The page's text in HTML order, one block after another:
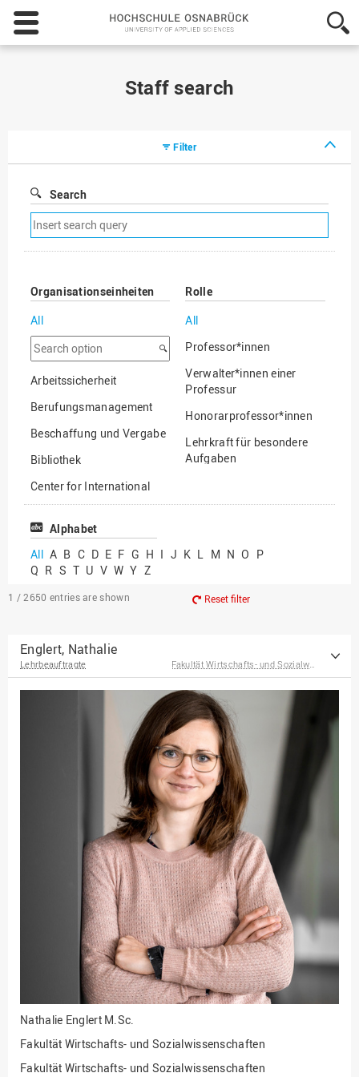
Hochschule
Osnabrück
-
Staff search
Filter
Search
Remove
search
filter
Organisationseinheiten
All
Search
option
Arbeitssicherheit
Berufungsmanagement
Beschaffung und Vergabe
Bibliothek
Center for International
Mobility
Center for International
Chancengerechtigkeit
eLearning Competence
EU-Büro
Fakultät
Agrarwissenschaften und
Ingenieurwissenschaften
Fakultät Management,
Kultur und Technik
Fakultät Wirtschafts- und
Sozialwissenschaften
Forschung, Kooperation,
Gebäude und Technik
Gesellschaftliches
Engagement
Gleichstellungsbüro
Rolle
All
Professor*innen
Verwalter*innen einer
Professur
Honorarprofessor*innen
Lehrkraft für besondere
Aufgaben
Professor*innen im
Alphabet
All A B C D E F G H I J K L M N O P
Q R S T U V W Y Z
1 / 2650 entries are shown Reset filter
Englert, Nathalie
Lehrbeauftragte
Nathalie Englert M.Sc.
Fakultät Wirtschafts- und Sozialwissenschaften
Fakultät Wirtschafts- und Sozialwissenschaften